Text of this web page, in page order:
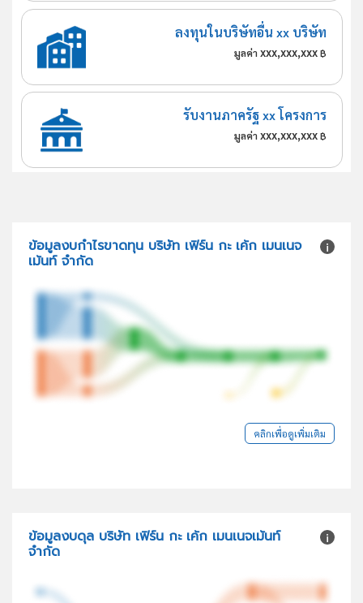
ลงทุนในบริษัทอื่น xx บริษัท
มูลค่า xxx,xxx,xxx ฿
รับงานภาครัฐ xx โครงการ
มูลค่า xxx,xxx,xxx ฿
ข้อมูลงบกำไรขาดทุน บริษัท เฟิร์น กะ เค้ก เมนเนจ
เม้นท์ จำกัด
คลิกเพื่อดูเพิ่มเติม
ข้อมูลงบดุล บริษัท เฟิร์น กะ เค้ก เมนเนจเม้นท์
จำกัด